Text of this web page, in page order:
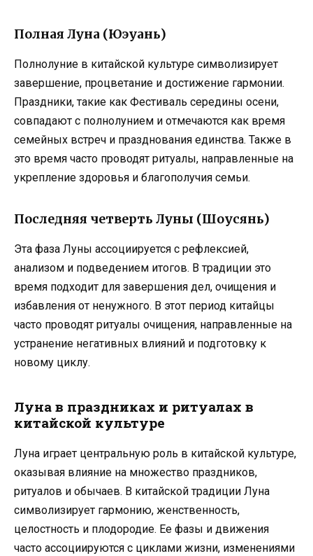
Полная Луна (Юэуань)
Полнолуние в китайской культуре символизирует
завершение, процветание и достижение гармонии.
Праздники, такие как Фестиваль середины осени,
совпадают с полнолунием и отмечаются как время
семейных встреч и празднования единства. Также в
это время часто проводят ритуалы, направленные на
укрепление здоровья и благополучия семьи.
Последняя четверть Луны (Шоусянь)
Эта фаза Луны ассоциируется с рефлексией,
анализом и подведением итогов. В традиции это
время подходит для завершения дел, очищения и
избавления от ненужного. В этот период китайцы
часто проводят ритуалы очищения, направленные на
устранение негативных влияний и подготовку к
новому циклу.
Луна в праздниках и ритуалах в
китайской культуре
Луна играет центральную роль в китайской культуре,
оказывая влияние на множество праздников,
ритуалов и обычаев. В китайской традиции Луна
символизирует гармонию, женственность,
целостность и плодородие. Ее фазы и движения
часто ассоциируются с циклами жизни, изменениями